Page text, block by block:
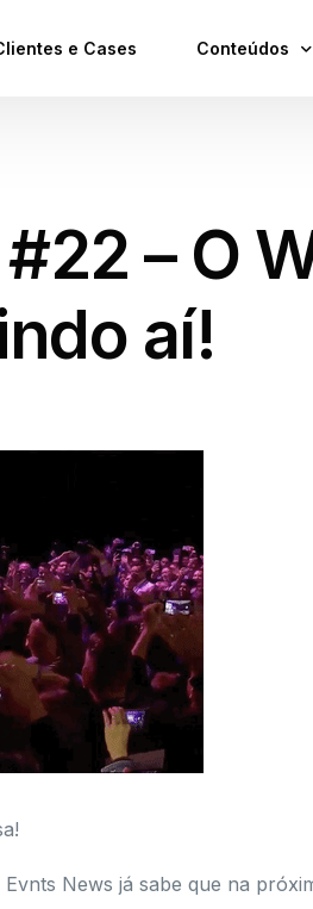
e Cases Conteúdos
– O
aí!
News já sabe que na